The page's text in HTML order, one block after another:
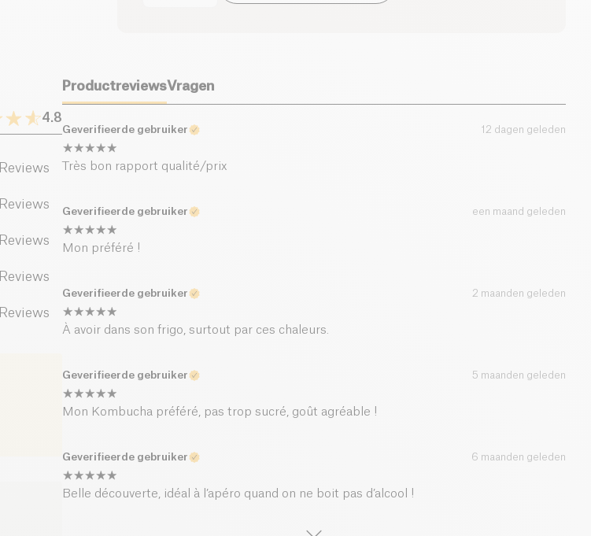
legendarische Koreaanse arts, Kombu.
Zout (g) 0.01 g
4.8
Reviews
Reviews
Reviews
Reviews
Reviews
ProductreviewsVragen
Geverifieerde gebruiker 12 dagen geleden
Très bon rapport qualité/prix
Geverifieerde gebruiker een maand geleden
Mon préféré !
Geverifieerde gebruiker 2 maanden geleden
À avoir dans son frigo, surtout par ces chaleurs.
Geverifieerde gebruiker 5 maanden geleden
Mon Kombucha préféré, pas trop sucré, goût agréable !
Geverifieerde gebruiker 6 maanden geleden
Belle découverte, idéal à l’apéro quand on ne boit pas d’alcool !